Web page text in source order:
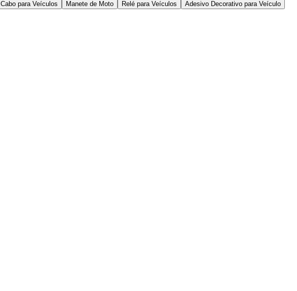
Cabo para Veículos Manete de Moto Relé para Veículos
Adesivo Decorativo para Veículo